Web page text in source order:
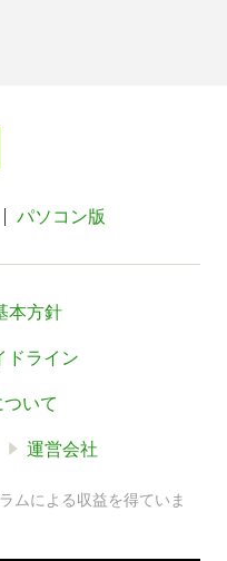
パソコン版
本方針
ドライン
いて
運営会社
ムによる収益を得ていま